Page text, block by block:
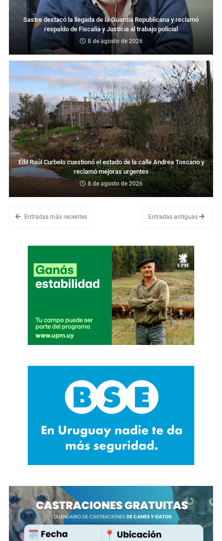
Sastre destacó la llegada de la Guardia Republicana y reclamó
respaldo de Fiscalía y Justicia al trabajo policial
8 de agosto de 2026
Edil Raúl Curbelo cuestionó el estado de la calle Andrea Toscano y
reclamó mejoras urgentes
8 de agosto de 2026
Entradas más recientes Entradas antiguas